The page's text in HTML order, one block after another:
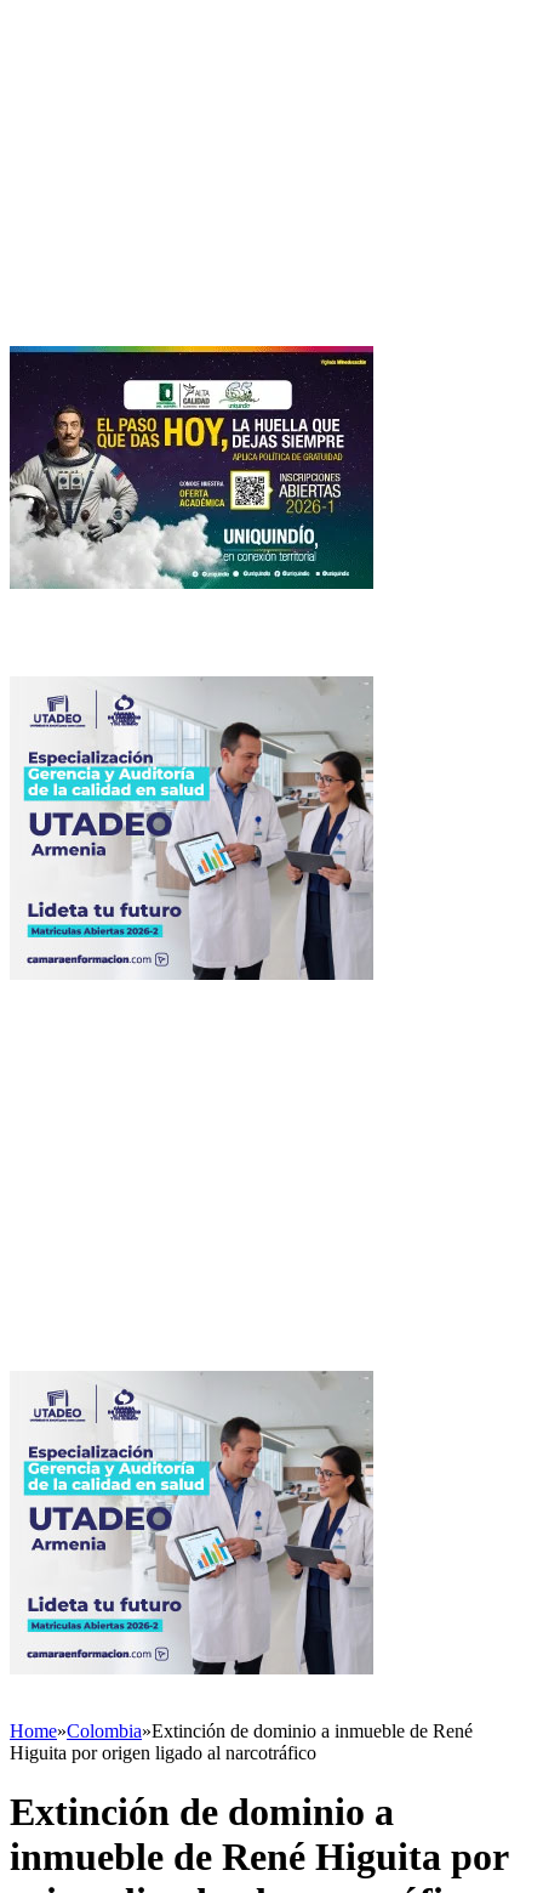
Home»Colombia»Extinción de dominio a inmueble de René
Higuita por origen ligado al narcotráfico
Extinción de dominio a
inmueble de René Higuita por